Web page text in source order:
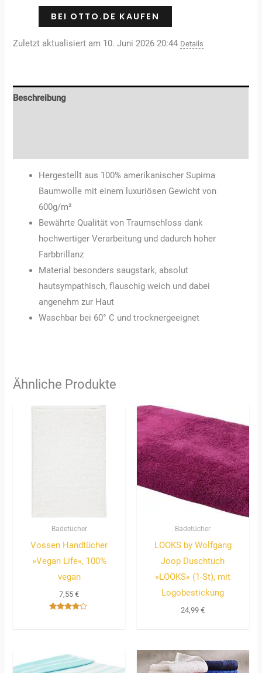
BEI OTTO.DE KAUFEN
Zuletzt aktualisiert am 10. Juni 2026 20:44 Details
Beschreibung
Hergestellt aus 100% amerikanischer Supima
Baumwolle mit einem luxuriösen Gewicht von
600g/m²
Bewährte Qualität von Traumschloss dank
hochwertiger Verarbeitung und dadurch hoher
Farbbrillanz
Material besonders saugstark, absolut
hautsympathisch, flauschig weich und dabei
angenehm zur Haut
Waschbar bei 60° C und trocknergeeignet
Ähnliche Produkte
Badetücher
Vossen Handtücher
»Vegan Life«, 100%
vegan
7,55€
Badetücher
LOOKS by Wolfgang
Joop Duschtuch
»LOOKS« (1-St), mit
Logobestickung
24,99€